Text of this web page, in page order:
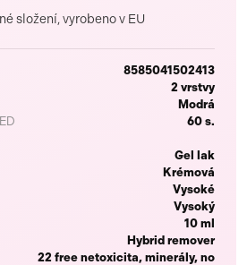
složení, vyrobeno v EU
8585041502413
2 vrstvy
Modrá
60 s.
Gel lak
Krémová
Vysoké
Vysoký
10 ml
Hybrid remover
22 free netoxicita, minerály, no